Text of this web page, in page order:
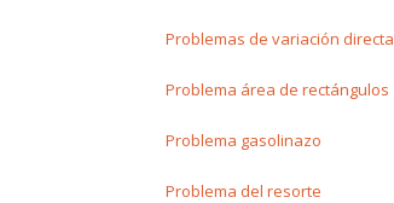
Problemas de variación directa
Problema área de rectángulos
Problema gasolinazo
Problema del resorte